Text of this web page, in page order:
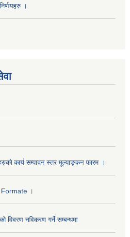
।
कार्य सम्पादन स्तर मूल्याङ्कन फारम ।
Formate ।
विवरण नविकरण गर्ने सम्बन्धमा